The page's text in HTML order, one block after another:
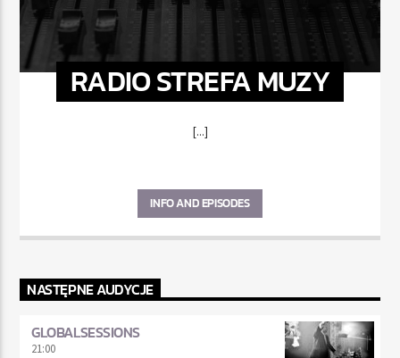
RADIO STREFA MUZY
[...]
INFO AND EPISODES
NASTĘPNE AUDYCJE
GLOBALSESSIONS
21:00